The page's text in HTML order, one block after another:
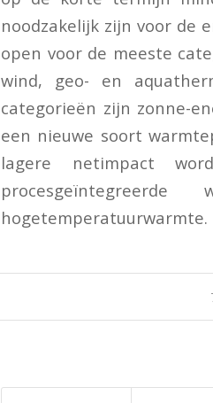
noodzakelijk zijn voor de
open voor de meeste
wind, geo- en
categorieën zijn zonne-
een nieuwe soort
lagere netimpact
hogetemperatuurwarmte.